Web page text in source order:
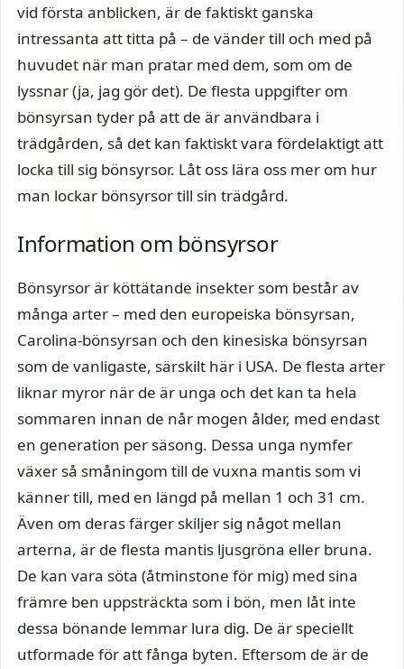
vid första anblicken, är de faktiskt ganska
intressanta att titta på – de vänder till och med på
huvudet när man pratar med dem, som om de
lyssnar (ja, jag gör det). De flesta uppgifter om
bönsyrsan tyder på att de är användbara i
trädgården, så det kan faktiskt vara fördelaktigt att
locka till sig bönsyrsor. Låt oss lära oss mer om hur
man lockar bönsyrsor till sin trädgård.
Information om bönsyrsor
Bönsyrsor är köttätande insekter som består av
många arter – med den europeiska bönsyrsan,
Carolina-bönsyrsan och den kinesiska bönsyrsan
som de vanligaste, särskilt här i USA. De flesta arter
liknar myror när de är unga och det kan ta hela
sommaren innan de når mogen ålder, med endast
en generation per säsong. Dessa unga nymfer
växer så småningom till de vuxna mantis som vi
känner till, med en längd på mellan 1 och 31 cm.
Även om deras färger skiljer sig något mellan
arterna, är de flesta mantis ljusgröna eller bruna.
De kan vara söta (åtminstone för mig) med sina
främre ben uppsträckta som i bön, men låt inte
dessa bönande lemmar lura dig. De är speciellt
utformade för att fånga byten. Eftersom de är de